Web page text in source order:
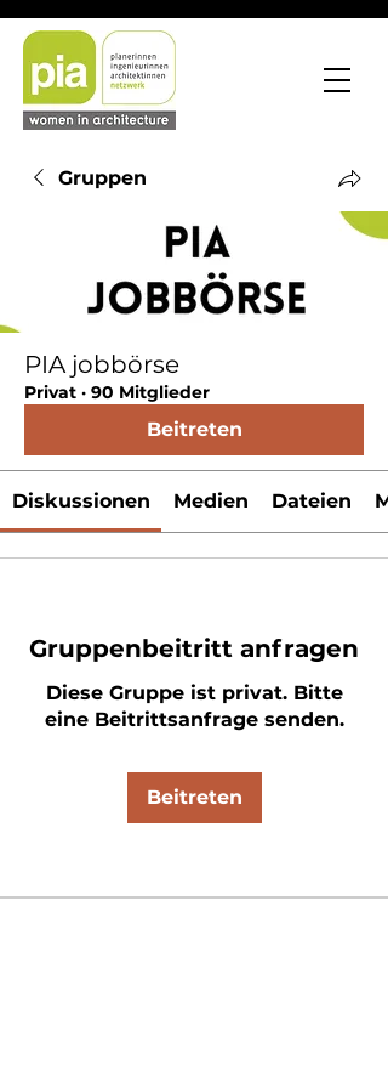
Gruppen
PIA jobbörse
Privat · 90 Mitglieder
Beitreten
Diskussionen Medien Dateien
Gruppenbeitritt anfragen
Diese Gruppe ist privat. Bitte
eine Beitrittsanfrage senden.
Beitreten